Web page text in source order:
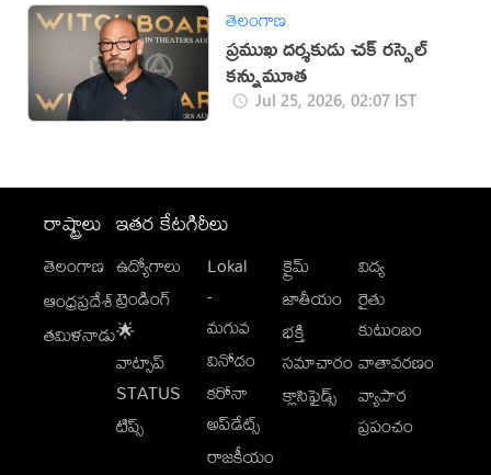
తెలంగాణ
ప్రముఖ దర్శకుడు చక్ రస్సెల్
కన్నుమూత
Jul 25, 2026, 02:07 IST
రాష్ట్రాలు
తెలంగాణ
ఆంధ్రప్రదేశ్
తమిళనాడు
ఇతర కేటగిరీలు
ఉద్యోగాలు
ట్రెండింగ్
🌟
వాట్సాప్
STATUS
టిప్స్
Lokal
-
మగువ
వినోదం
కరోనా
అప్‌డేట్స్
రాజకీయం
క్రైమ్
జాతీయం
భక్తి
సమాచారం
క్లాసిఫైడ్స్
విద్య
రైతు
కుటుంబం
వాతావరణం
వ్యాపార
ప్రపంచం